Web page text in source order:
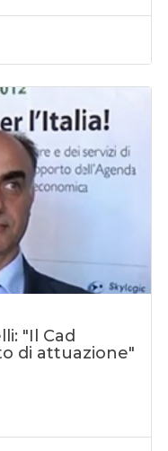
"Il Cad
di attuazione"